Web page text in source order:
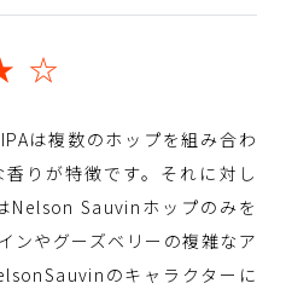
は複数のホップを組み合わ
りが特徴です。それに対し
Nelson Sauvinホップのみを
ンやグーズベリーの複雑なア
のキャラクターに